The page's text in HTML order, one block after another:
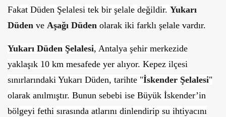
Fakat Düden Şelalesi tek bir şelale değildir. Yukarı
Düden ve Aşağı Düden olarak iki farklı şelale vardır.
Yukarı Düden Şelalesi, Antalya şehir merkezide
yaklaşık 10 km mesafede yer alıyor. Kepez ilçesi
sınırlarındaki Yukarı Düden, tarihte "İskender Şelalesi"
olarak anılmıştır. Bunun sebebi ise Büyük İskender’in
bölgeyi fethi sırasında atlarını dinlendirip su ihtiyacını